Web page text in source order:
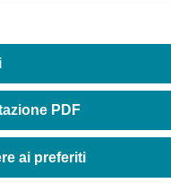
PDF
ai preferiti